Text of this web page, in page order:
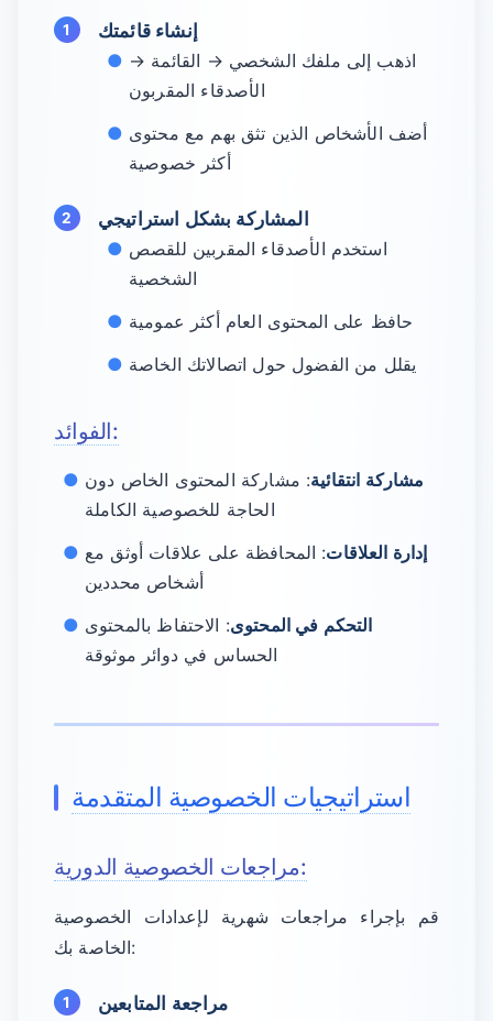
إنشاء قائمتك
اذهب إلى ملفك الشخصي → القائمة →
الأصدقاء المقربون
أضف الأشخاص الذين تثق بهم مع محتوى
أكثر خصوصية
المشاركة بشكل استراتيجي
استخدم الأصدقاء المقربين للقصص
الشخصية
حافظ على المحتوى العام أكثر عمومية
يقلل من الفضول حول اتصالاتك الخاصة
الفوائد:
مشاركة انتقائية: مشاركة المحتوى الخاص دون
الحاجة للخصوصية الكاملة
إدارة العلاقات: المحافظة على علاقات أوثق مع
أشخاص محددين
التحكم في المحتوى: الاحتفاظ بالمحتوى
الحساس في دوائر موثوقة
استراتيجيات الخصوصية المتقدمة
مراجعات الخصوصية الدورية:
قم بإجراء مراجعات شهرية لإعدادات الخصوصية
الخاصة بك:
مراجعة المتابعين